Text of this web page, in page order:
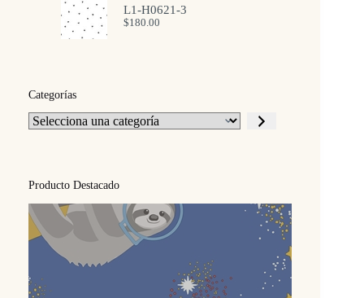
L1-H0621-3
$180.00
Categorías
Selecciona
una
Producto Destacado